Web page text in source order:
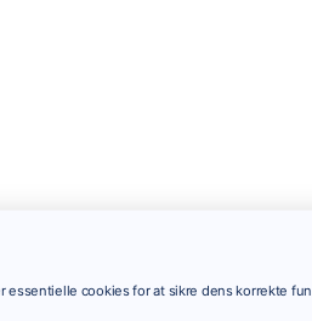
essentielle cookies for at sikre dens korrekte